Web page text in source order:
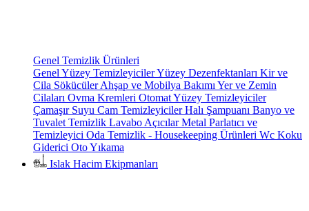
Genel Temizlik Ürünleri
Genel Yüzey TemizleyicilerYüzey Dezenfektanları Kir ve
Cila SökücülerAhşap ve Mobilya Bakımı Yer ve Zemin
Cilaları Ovma Kremleri Otomat Yüzey Temizleyiciler
Çamaşır Suyu Cam TemizleyicilerHalı Şampuanı Banyo ve
Tuvalet Temizlik Lavabo AçıcılarMetal Parlatıcı ve
Temizleyici Oda Temizlik - Housekeeping Ürünleri Wc Koku
Giderici Oto Yıkama
Islak Hacim Ekipmanları